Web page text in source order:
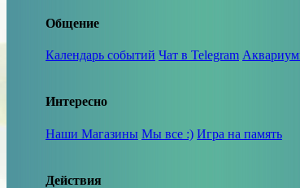
Общение
Календарь событий Чат в Telegram
Интересно
Наши Магазины Мы все :) Игра на память
Действия